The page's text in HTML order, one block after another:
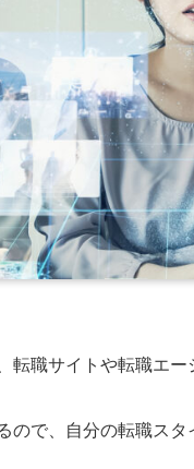
職サイトや転職エー
で、自分の転職スタ